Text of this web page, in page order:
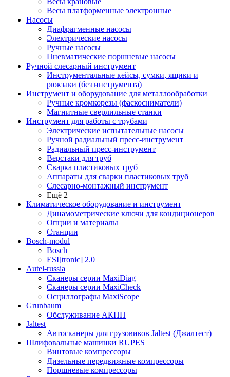
Весы платформенные электронные
Насосы
Диафрагменные насосы
Электрические насосы
Ручные насосы
Пневматические поршневые насосы
Ручной слесарный инструмент
Инструментальные кейсы, сумки, ящики и
рюкзаки (без инструмента)
Инструмент и оборудование для металлообработки
Ручные кромкорезы (фаскосниматели)
Магнитные сверлильные станки
Инструмент для работы с трубами
Электрические испытательные насосы
Ручной радиальный пресс-инструмент
Радиальный пресс-инструмент
Верстаки для труб
Сварка пластиковых труб
Аппараты для сварки пластиковых труб
Слесарно-монтажный инструмент
Ещё 2
Климатическое оборудование и инструмент
Динамометрические ключи для кондиционеров
Опции и материалы
Станции
Bosch-modul
Bosch
ESI[tronic] 2.0
Autel-russia
Сканеры серии MaxiDiag
Сканеры серии MaxiCheck
Осциллографы MaxiScope
Grunbaum
Обслуживание АКПП
Jaltest
Автосканеры для грузовиков Jaltest (Джалтест)
Шлифовальные машинки RUPES
Винтовые компрессоры
Дизельные передвижные компрессоры
Поршневые компрессоры